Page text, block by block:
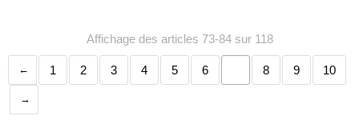
Affichage des articles 73-84 sur 118
1 2 3 4 5 6 8 9 10